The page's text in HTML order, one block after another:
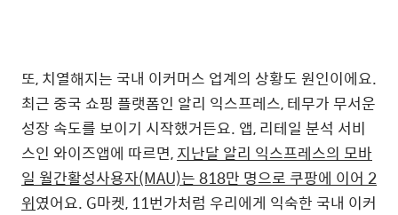
또, 치열해지는 국내 이커머스 업계의 상황도 원인이에요.
최근 중국 쇼핑 플랫폼인 알리 익스프레스, 테무가 무서운
성장 속도를 보이기 시작했거든요. 앱, 리테일 분석 서비
스인 와이즈앱에 따르면,지난달 알리 익스프레스의 모바
일 월간활성사용자(MAU)는 818만 명으로 쿠팡에 이어 2
위였어요. G마켓, 11번가처럼 우리에게 익숙한 국내 이커